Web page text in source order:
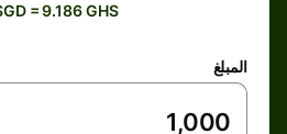
SGD = 9.186 GHS
المبلغ